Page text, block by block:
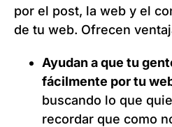
por el post, la web y el
de tu web. Ofrecen
Ayudan a que tu
fácilmente por tu
buscando lo que
recordar que como